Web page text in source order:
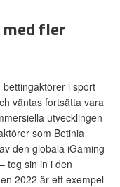
fler
i sport
väntas fortsätta vara
utvecklingen
som Betinia
den globala iGaming
tog sin in i den
2022 är ett exempel